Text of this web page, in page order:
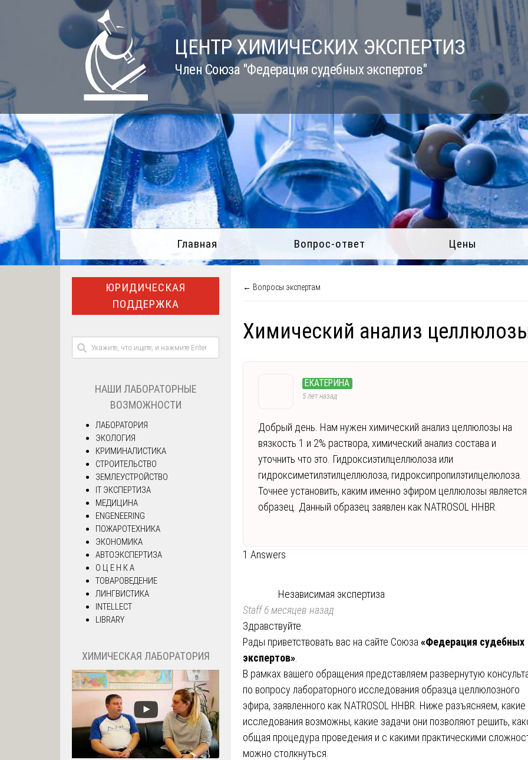
ЦЕНТР ХИМИЧЕСКИХ ЭКСПЕРТИЗ
Член Союза "Федерация судебных экспертов"
Главная Вопрос-ответ Цены
← Вопросы экспертам
Химический анализ
ЕКАТЕРИНА
5 лет назад
Добрый день. Нам нужен химический анализ целлюлозы на
вязкость 1 и 2% раствора, химический анализ состава и
уточнить что это. Гидроксиэтилцеллюлоза или
гидроксиметилэтилцеллюлоза, гидроксипропилэтилцелюлоза.
Точнее установить, каким именно эфиром целлюлозы является
образец. Данный образец заявлен как NATROSOL HHBR.
1 Answers
Независимая экспертиза
Staff6 месяцев назад
Здравствуйте.
Рады приветствовать вас на сайте Союза «Федерация судебных
экспертов»
В рамках вашего обращения представляем развернутую
по вопросу лабораторного исследования образца целлюлозного
эфира, заявленного как NATROSOL HHBR. Ниже разъясняем, какие
исследования возможны, какие задачи они позволяют решить,
общая процедура проведения и с какими практическими
можно столкнуться.
ЮРИДИЧЕСКАЯ
ПОДДЕРЖКА
НАШИ ЛАБОРАТОРНЫЕ
ВОЗМОЖНОСТИ
ЛАБОРАТОРИЯ
ЭКОЛОГИЯ
КРИМИНАЛИСТИКА
СТРОИТЕЛЬСТВО
ЗЕМЛЕУСТРОЙСТВО
IT ЭКСПЕРТИЗА
МЕДИЦИНА
ENGENEERING
ПОЖАРОТЕХНИКА
ЭКОНОМИКА
АВТОЭКСПЕРТИЗА
О Ц Е Н К А
ТОВАРОВЕДЕНИЕ
ЛИНГВИСТИКА
INTELLECT
LIBRARY
ХИМИЧЕСКАЯ ЛАБОРАТОРИЯ